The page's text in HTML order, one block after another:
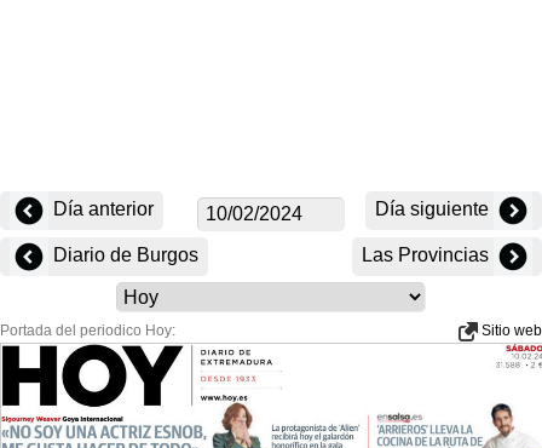
Día anterior Día siguiente
Diario de Burgos Las Provincias
Portada del periodico Hoy: Sitio web